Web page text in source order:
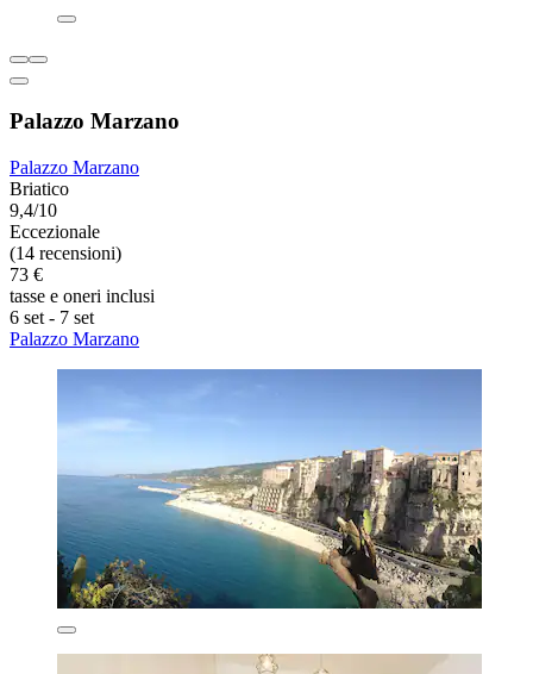
Palazzo Marzano
Palazzo Marzano
Briatico
9,4/10
Eccezionale
(14 recensioni)
73 €
tasse e oneri inclusi
6 set - 7 set
Palazzo Marzano